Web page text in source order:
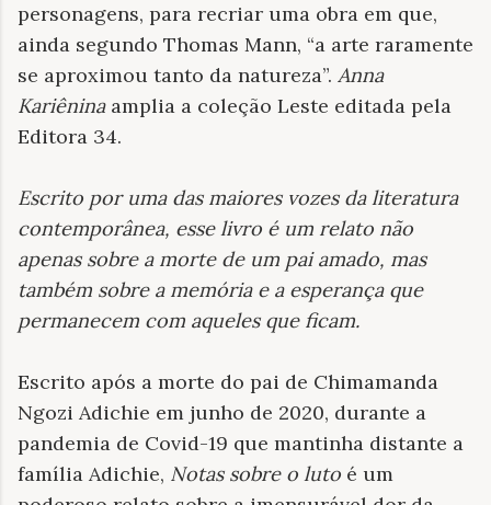
personagens, para recriar uma obra em que,
ainda segundo Thomas Mann, “a arte raramente
se aproximou tanto da natureza”. Anna
Kariêninaamplia a coleção Leste editada pela
Editora 34.
Escrito por uma das maiores vozes da literatura
contemporânea, esse livro é um relato não
apenas sobre a morte de um pai amado, mas
também sobre a memória e a esperança que
permanecem com aqueles que ficam.
Escrito após a morte do pai de Chimamanda
Ngozi Adichie em junho de 2020, durante a
pandemia de Covid-19 que mantinha distante a
família Adichie, Notas sobre o luto é um